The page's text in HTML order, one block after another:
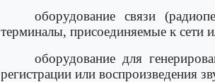
оборудование связи
терминалы, присоединяемые к сети
оборудование для
регистрации или воспроизведения